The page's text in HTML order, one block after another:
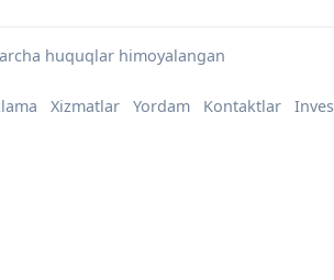
huquqlar himoyalangan
Xizmatlar Yordam Kontaktlar